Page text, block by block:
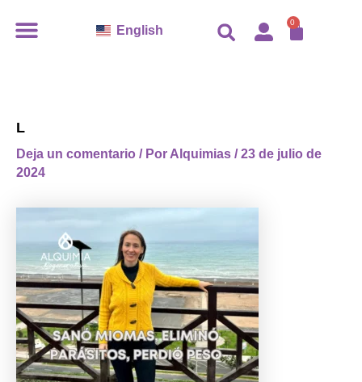
English 0
L
Deja un comentario / Por Alquimias /23 de julio de
2024